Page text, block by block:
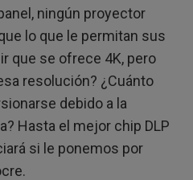
ningún proyector
lo que le permitan sus
que se ofrece 4K, pero
resolución? ¿Cuánto
debido a la
Hasta el mejor chip DLP
si le ponemos por